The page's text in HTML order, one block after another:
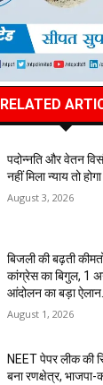
RELATED
पदोन्नति और वेतन
नहीं मिला न्याय तो
August 3, 2026
बिजली की बढ़ती
कांग्रेस का बिगुल, 1
आंदोलन का बड़ा
August 1, 2026
NEET पेपर लीक की
बना रणक्षेत्र,